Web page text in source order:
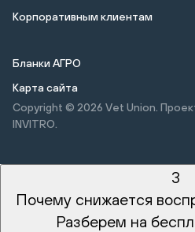
Корпоративным клиентам
Бланки АГРО
Карта сайта
Copyright © 2026 Vet Union.
INVITRO.
3
Почему снижается
Разберем на